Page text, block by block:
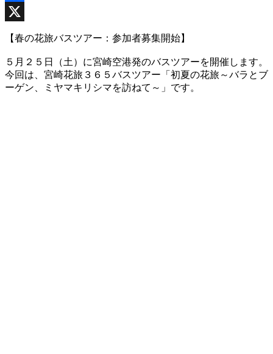
Facebook
X
【春の花旅バスツアー：参加者募集開始】
５月２５日（土）に宮崎空港発のバスツアーを開催します。
今回は、宮崎花旅３６５バスツアー「初夏の花旅～バラとブ
ーゲン、ミヤマキリシマを訪ねて～」です。